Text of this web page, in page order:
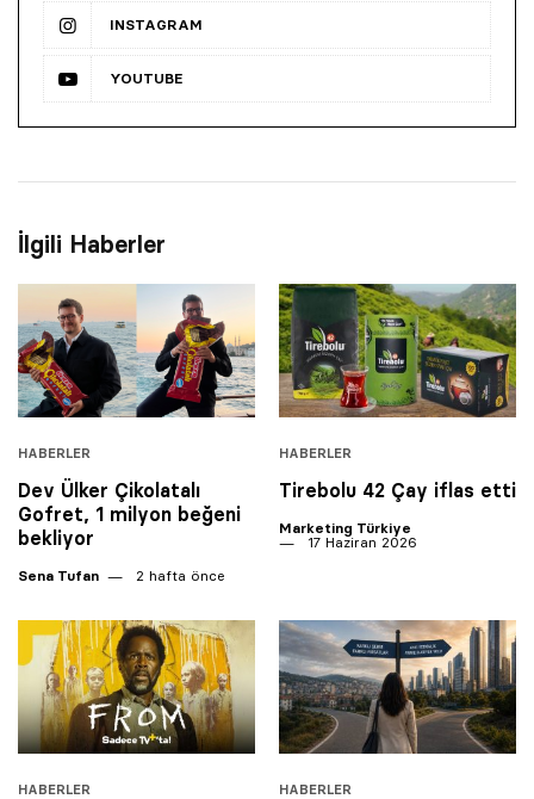
INSTAGRAM
YOUTUBE
İlgili Haberler
HABERLER
Dev Ülker Çikolatalı
Gofret, 1 milyon beğeni
bekliyor
Sena Tufan 2 hafta önce
HABERLER
Tirebolu 42 Çay iflas etti
Marketing Türkiye
17 Haziran 2026
HABERLER HABERLER